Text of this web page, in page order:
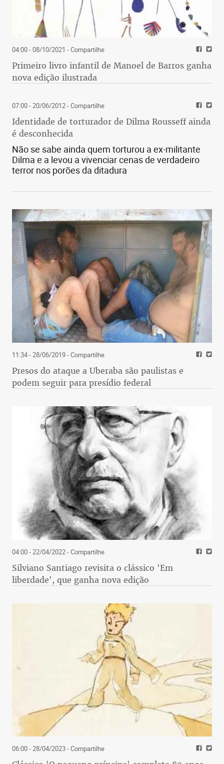
04:00 - 08/10/2021 - Compartilhe
Primeiro livro infantil de Manoel de Barros ganha
nova edição ilustrada
07:00 - 20/06/2012- Compartilhe
Identidade de torturador de Dilma Rousseff ainda
é desconhecida
Não se sabe ainda quem torturou a ex-militante
Dilma e a levou a vivenciar cenas de verdadeiro
terror nos porões da ditadura
11:34 - 28/06/2019- Compartilhe
Presos do ataque a Uberaba são paulistas e
podem seguir para presídio federal
04:00 - 22/04/2022- Compartilhe
Silviano Santiago revisita o clássico 'Em
liberdade', que ganha nova edição
06:00 - 28/04/2023- Compartilhe